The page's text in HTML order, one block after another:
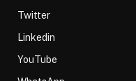
Twitter
Linkedin
YouTube